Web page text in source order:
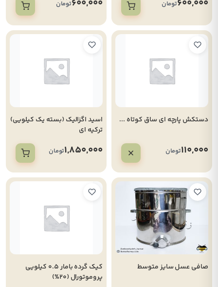
600,000تومان 600,000تومان
دستکش پارچه ای ساق کوتاه ...
110,000تومان
اسید اگزالیک (بسته یک کیلویی)
ترکیه ای
1,850,000تومان
صافی عسل سایز متوسط
کیک گرده بامار 0.5 کیلویی
پروموتورال (20%)